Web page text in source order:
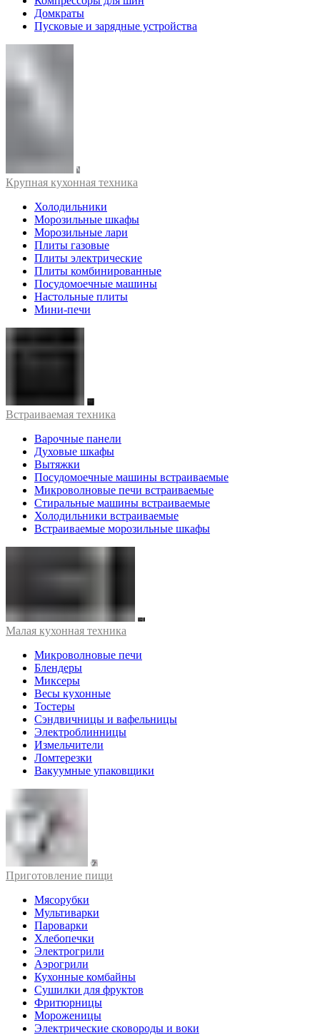
Домкраты
Пусковые и зарядные устройства
Крупная кухонная техника
Холодильники
Морозильные шкафы
Морозильные лари
Плиты газовые
Плиты электрические
Плиты комбинированные
Посудомоечные машины
Настольные плиты
Мини-печи
Встраиваемая техника
Варочные панели
Духовые шкафы
Вытяжки
Посудомоечные машины встраиваемые
Микроволновые печи встраиваемые
Стиральные машины встраиваемые
Холодильники встраиваемые
Встраиваемые морозильные шкафы
Малая кухонная техника
Микроволновые печи
Блендеры
Миксеры
Весы кухонные
Тостеры
Сэндвичницы и вафельницы
Электроблинницы
Измельчители
Ломтерезки
Вакуумные упаковщики
Приготовление пищи
Мясорубки
Мультиварки
Пароварки
Хлебопечки
Электрогрили
Аэрогрили
Кухонные комбайны
Сушилки для фруктов
Фритюрницы
Мороженицы
Электрические сковороды и воки